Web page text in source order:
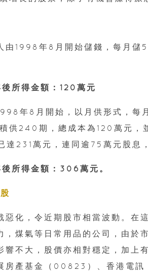
由1998年8月開始儲錢，每月
所得金額：120萬元
年8月開始，以月供形式，
供240期，總成本為120萬元，
達231萬元，連同逾75萬元股息
所得金額：306萬元。
惡化，令近期股市相當波動。在
，煤氣等日常用品的公司，由於
響不大，股價亦相對穩定，加上
房產基金（00823）、香港電